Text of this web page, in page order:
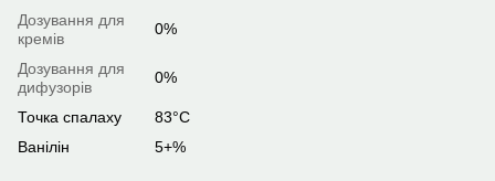
Дозування для
кремів
0%
Дозування для
дифузорів
0%
Точка спалаху
83°C
Ванілін
5+%